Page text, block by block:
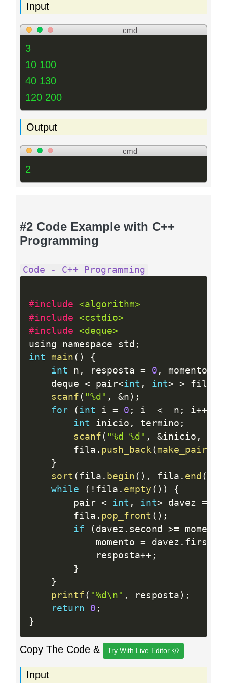
Input
cmd
3
10 100
40 130
120 200
Output
cmd
2
#2 Code Example with C++
Programming
Code - C++ Programming
#include <algorithm>
#include <cstdio>
#include <deque>
using namespace std ;
int
main ( )
{
int n , resposta = 0 , momento
    deque
< pair<int , int> > fila
scanf ( "%d" , &n ) ;
for
( int i = 0 ; i <
  n
; i++
int inicio , termino ;
scanf ( "%d %d" , &inicio ,
        fila
. push_back( make_pair(
}
sort ( fila . begin ( ) , fila . end (
while
( ! fila . empty ( ) )
{
        pair
< int , int> davez =
        fila
. pop_front ( ) ;
if
( davez . second >= momento
            momento
= davez . first
            resposta
++ ;
}
}
printf ( "%d\n" , resposta ) ;
return
0 ;
}
Copy The Code & Try With Live Editor
Input